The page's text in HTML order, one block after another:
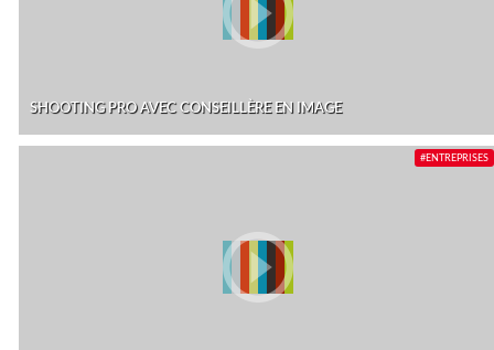
SHOOTING PRO AVEC CONSEILLÈRE EN IMAGE
#ENTREPRISES